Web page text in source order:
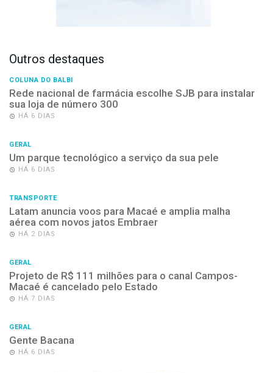
Outros destaques
COLUNA DO BALBI
Rede nacional de farmácia escolhe SJB para instalar
sua loja de número 300
HÁ 6 DIAS
GERAL
Um parque tecnológico a serviço da sua pele
HÁ 6 DIAS
TRANSPORTE
Latam anuncia voos para Macaé e amplia malha
aérea com novos jatos Embraer
HÁ 2 DIAS
GERAL
Projeto de R$ 111 milhões para o canal Campos-
Macaé é cancelado pelo Estado
HÁ 7 DIAS
GERAL
Gente Bacana
HÁ 6 DIAS